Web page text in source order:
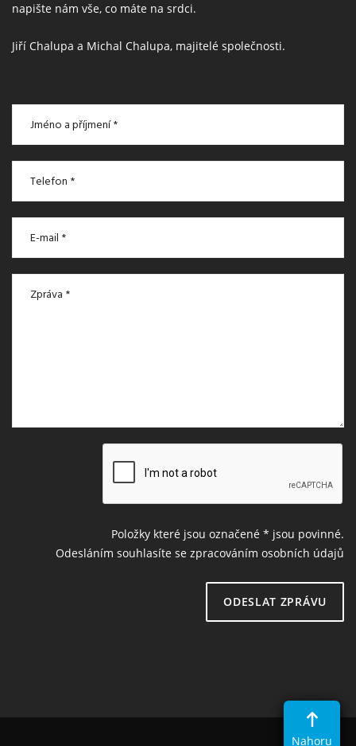
napište nám vše, co máte na srdci.
Jiří Chalupa a Michal Chalupa, majitelé společnosti.
Položky které jsou označené * jsou povinné.
Odesláním souhlasíte se zpracováním osobních údajů
ODESLAT ZPRÁVU
Nahoru